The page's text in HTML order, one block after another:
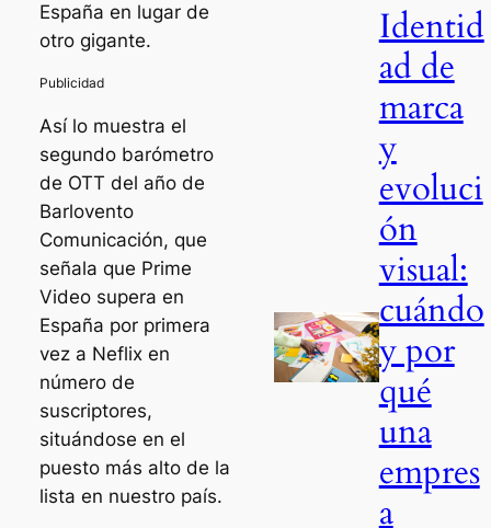
España en lugar de
otro gigante.
Así lo muestra el
segundo barómetro
de OTT del año de
Barlovento
Comunicación, que
señala que Prime
Video supera en
España por primera
vez a Neflix en
número de
suscriptores,
situándose en el
puesto más alto de la
lista en nuestro país.
Identid
ad de
marca
y
evoluci
ón
visual:
cuándo
y por
qué
una
empres
a